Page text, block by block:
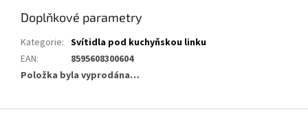
Doplňkové parametry
Kategorie: Svítidla pod kuchyňskou linku
EAN:
8595608300604
Položka byla vyprodána…